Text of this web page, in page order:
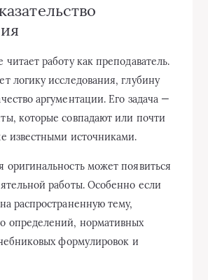
читает работу как преподаватель.
логику исследования, глубину
аргументации. Его задача —
которые совпадают или почти
известными источниками.
оригинальность может появиться
работы. Особенно если
распространенную тему,
определений, нормативных
формулировок и